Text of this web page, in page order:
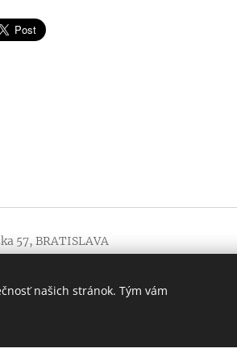
57, BRATISLAVA
našich stránok. Tým vám